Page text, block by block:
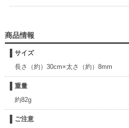
商品情報
サイズ
長さ（約）30cm×太さ（約）8mm
重量
約82g
ご注意